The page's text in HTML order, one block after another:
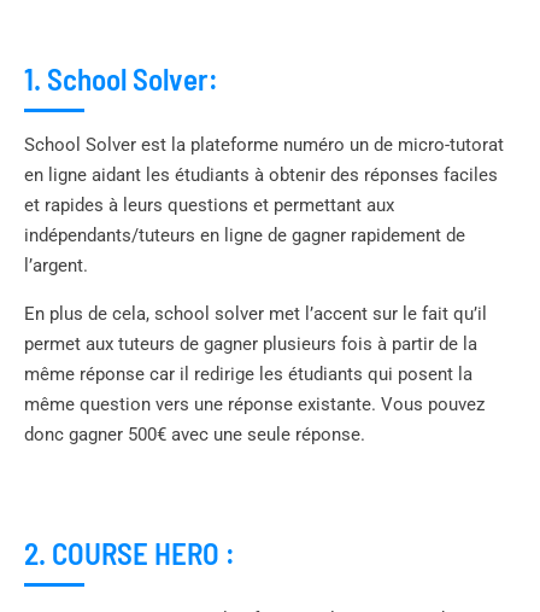
1. School Solver:
School Solver est la plateforme numéro un de micro-tutorat
en ligne aidant les étudiants à obtenir des réponses faciles
et rapides à leurs questions et permettant aux
indépendants/tuteurs en ligne de gagner rapidement de
l’argent.
En plus de cela, school solver met l’accent sur le fait qu’il
permet aux tuteurs de gagner plusieurs fois à partir de la
même réponse car il redirige les étudiants qui posent la
même question vers une réponse existante. Vous pouvez
donc gagner 500€ avec une seule réponse.
2. COURSE HERO :